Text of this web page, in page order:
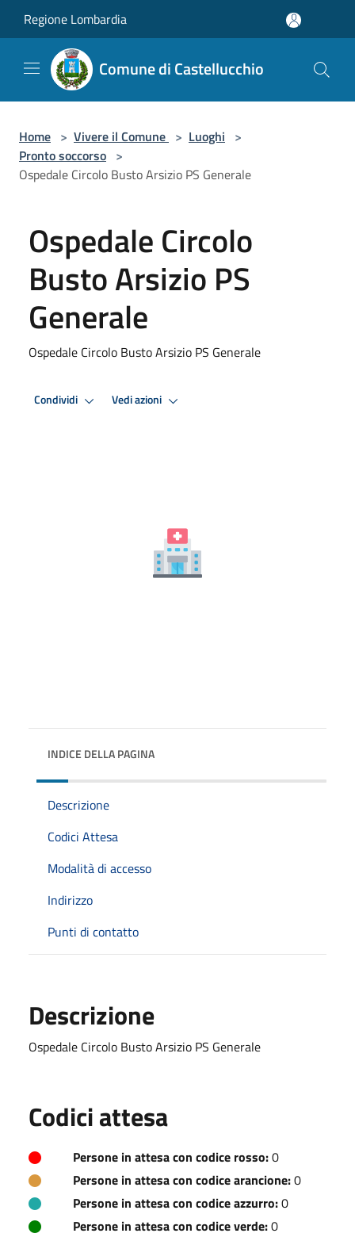
Regione Lombardia
Comune di Castellucchio
Home > Vivere il Comune > Luoghi >
Pronto soccorso >
Ospedale Circolo Busto Arsizio PS Generale
Ospedale Circolo
Busto Arsizio PS
Generale
Ospedale Circolo Busto Arsizio PS Generale
Condividi Vedi azioni
INDICE DELLA PAGINA
Descrizione
Codici Attesa
Modalità di accesso
Indirizzo
Punti di contatto
Descrizione
Ospedale Circolo Busto Arsizio PS Generale
Codici attesa
Persone in attesa con codice rosso:0
Persone in attesa con codice arancione:0
Persone in attesa con codice azzurro:0
Persone in attesa con codice verde:0